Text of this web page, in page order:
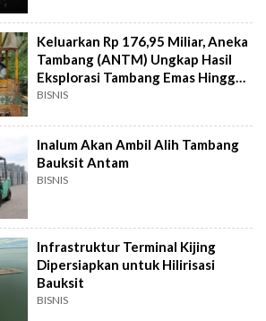
Keluarkan Rp 176,95 Miliar, Aneka
Tambang (ANTM) Ungkap Hasil
Eksplorasi Tambang Emas Hingga
Bauksit
BISNIS
Inalum Akan Ambil Alih Tambang
Bauksit Antam
BISNIS
Infrastruktur Terminal Kijing
Dipersiapkan untuk Hilirisasi
Bauksit
BISNIS